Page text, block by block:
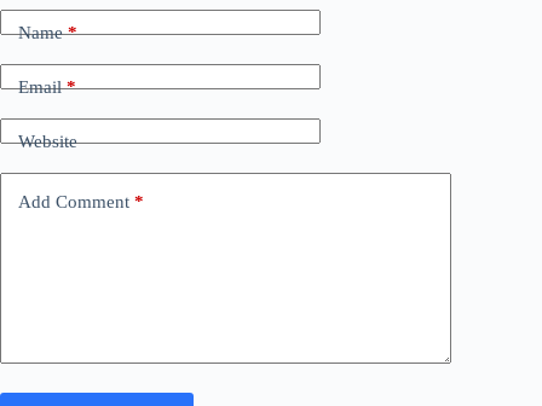
Name*
Email*
Website
Add Comment *